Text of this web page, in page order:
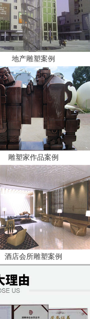
地产雕塑案例
雕塑家作品案例
酒店会所雕塑案例